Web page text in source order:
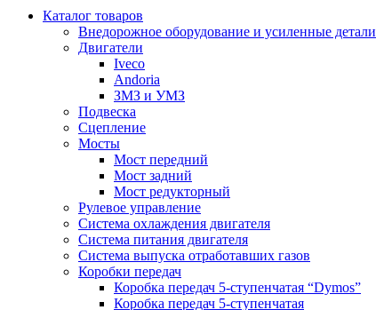
Каталог товаров
Внедорожное оборудование и усиленные детали
Двигатели
Iveco
Andoria
ЗМЗ и УМЗ
Подвеска
Сцепление
Мосты
Мост передний
Мост задний
Мост редукторный
Рулевое управление
Система охлаждения двигателя
Система питания двигателя
Система выпуска отработавших газов
Коробки передач
Коробка передач 5-ступенчатая “Dymos”
Коробка передач 5-ступенчатая